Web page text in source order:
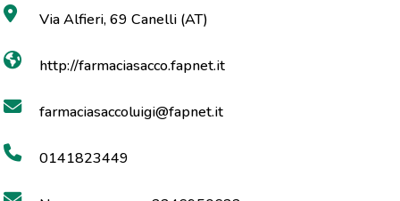
Via Alfieri, 69 Canelli (AT)
http://farmaciasacco.fapnet.it
farmaciasaccoluigi@fapnet.it
0141823449